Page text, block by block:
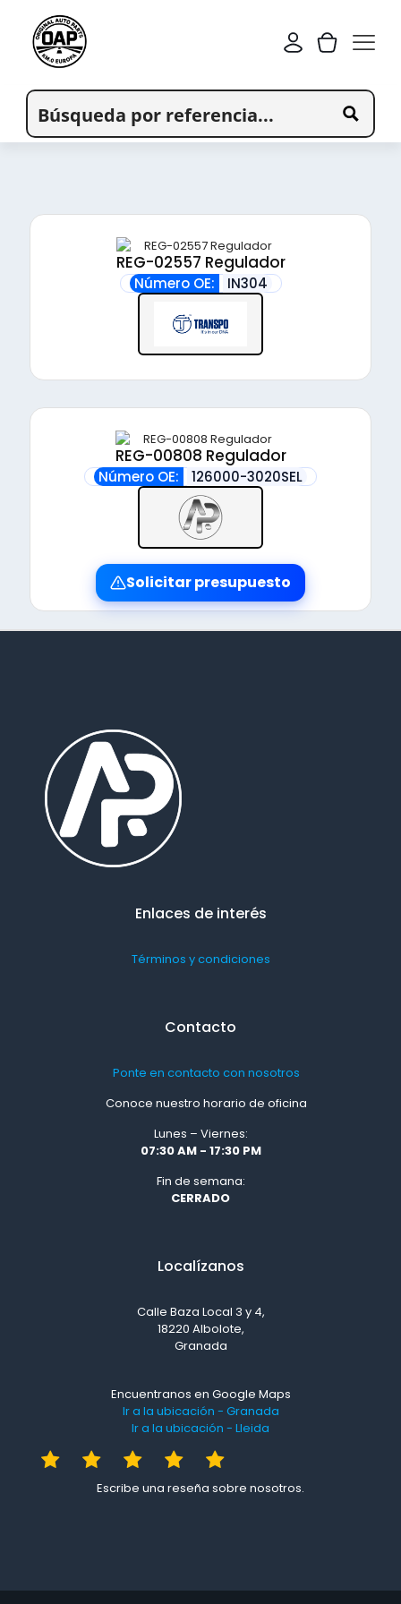
REG-02557 Regulador
Número OE: IN304
REG-00808 Regulador
Número OE: 126000-3020SEL
Solicitar presupuesto
Enlaces de interés
Términos y condiciones
Contacto
Ponte en contacto con nosotros
Conoce nuestro horario de oficina
Lunes – Viernes:
07:30 AM - 17:30 PM
Fin de semana:
CERRADO
Localízanos
Calle Baza Local 3 y 4,
18220 Albolote,
Granada
Encuentranos en Google Maps
Ir a la ubicación - Granada
Ir a la ubicación - Lleida
Escribe una reseña sobre nosotros.